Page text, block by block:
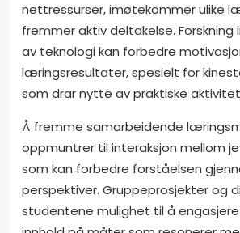
nettressurser, imøtekommer ulike
fremmer aktiv deltakelse. Forskning
av teknologi kan forbedre
læringsresultater, spesielt for
som drar nytte av praktiske
Å fremme samarbeidende
oppmuntrer til interaksjon mellom
som kan forbedre forståelsen
perspektiver. Gruppeprosjekter og
studentene mulighet til å